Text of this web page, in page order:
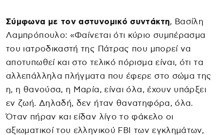
Σύμφωνα με τον αστυνομικό συντάκτη, Βασίλη
Λαμπρόπουλο: «Φαίνεται ότι κύριο συμπέρασμα
του ιατροδικαστή της Πάτρας που μπορεί να
αποτυπωθεί και στο τελικό πόρισμα είναι, ότι τα
αλλεπάλληλα πλήγματα που έφερε στο σώμα της
η, η θανούσα, η Μαρία, είναι όλα, έχουν υπάρξει
εν ζωή. Δηλαδή, δεν ήταν θανατηφόρα, όλα.
Όταν πήραν και είδαν λίγο το φάκελο οι
αξιωματικοί του ελληνικού FBI των εγκλημάτων,